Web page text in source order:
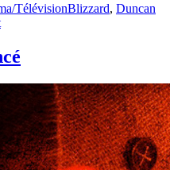
TélévisionÉtiquettes
Blizzard, Duncan